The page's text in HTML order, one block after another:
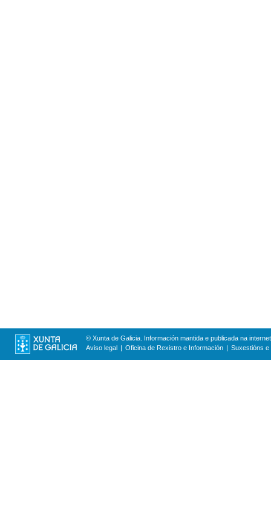
© Xunta de Galicia. Información mantida e publicada na
Aviso legal
Oficina de Rexistro e Información Suxestións e